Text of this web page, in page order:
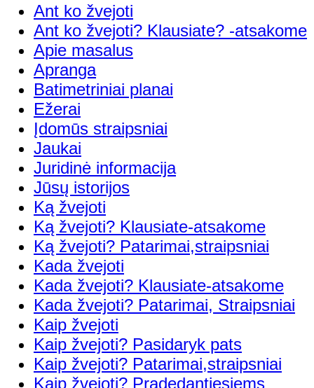
Ant ko žvejoti
Ant ko žvejoti? Klausiate? -atsakome
Apie masalus
Apranga
Batimetriniai planai
Ežerai
Įdomūs straipsniai
Jaukai
Juridinė informacija
Jūsų istorijos
Ką žvejoti
Ką žvejoti? Klausiate-atsakome
Ką žvejoti? Patarimai,straipsniai
Kada žvejoti
Kada žvejoti? Klausiate-atsakome
Kada žvejoti? Patarimai, Straipsniai
Kaip žvejoti
Kaip žvejoti? Pasidaryk pats
Kaip žvejoti? Patarimai,straipsniai
Kaip žvejoti? Pradedantiesiems